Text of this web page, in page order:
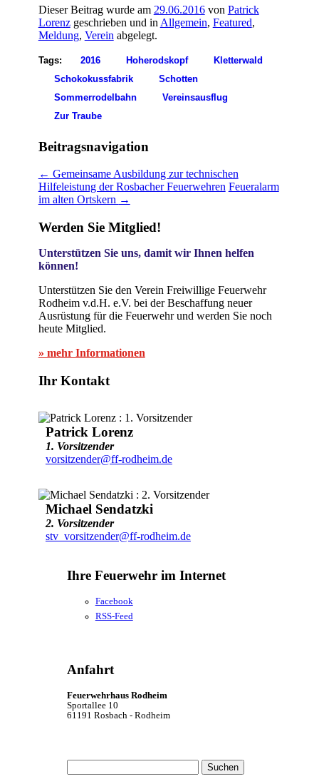
Dieser Beitrag wurde am 29.06.2016von Patrick
Lorenzgeschrieben und in Allgemein, Featured,
Meldung, Verein abgelegt.
Tags: 2016 Hoherodskopf
Kletterwald
Schokokussfabrik
Schotten
Sommerrodelbahn
Vereinsausflug
Zur Traube
Beitragsnavigation
← Gemeinsame Ausbildung zur technischen
Hilfeleistung der Rosbacher Feuerwehren Feueralarm
im alten Ortskern →
Werden Sie Mitglied!
Unterstützen Sie uns, damit wir Ihnen helfen
können!
Unterstützen Sie den Verein Freiwillige Feuerwehr
Rodheim v.d.H. e.V. bei der Beschaffung neuer
Ausrüstung für die Feuerwehr und werden Sie noch
heute Mitglied.
» mehr Informationen
Ihr Kontakt
Patrick Lorenz
1. Vorsitzender
vorsitzender@ff-rodheim.de
Michael Sendatzki
2. Vorsitzender
stv_vorsitzender@ff-rodheim.de
Ihre Feuerwehr im Internet
Facebook
RSS-Feed
Anfahrt
Feuerwehrhaus Rodheim
Sportallee 10
61191 Rosbach - Rodheim
nach: